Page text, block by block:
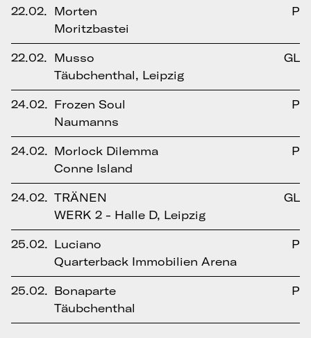
22.02. Morten
Moritzbastei
P
22.02. Musso
Täubchenthal, Leipzig
GL
24.02. Frozen Soul
Naumanns
P
24.02. Morlock Dilemma
Conne Island
P
24.02. TRÄNEN
WERK 2 - Halle D, Leipzig
GL
25.02. Luciano
Quarterback Immobilien Arena
P
25.02. Bonaparte
Täubchenthal
P